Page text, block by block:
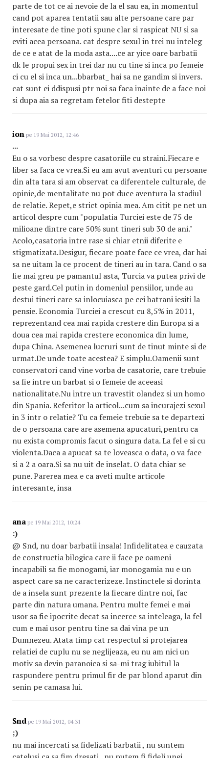
parte de tot ce ai nevoie de la el sau ea, in momentul
cand pot aparea tentatii sau alte persoane care par
interesate de tine poti spune clar si raspicat NU si sa
eviti acea persoana. cat despre sexul in trei nu inteleg
de ce e atat de la moda asta....ce ar yice oare barbatii
dk le propui sex in trei dar nu cu tine si inca po femeie
ci cu el si inca un...bbarbat_ hai sa ne gandim si invers.
cat sunt ei ddispusi ptr noi sa faca inainte de a face noi
si dupa aia sa regretam fetelor fiti destepte
ion pe 19 Mai 2012, 12:46
...
Eu o sa vorbesc despre casatoriile cu straini.Fiecare e
liber sa faca ce vrea.Si eu am avut aventuri cu persoane
din alta tara si am observat ca diferentele culturale, de
opinie,de mentalitate nu pot duce aventura la stadiul
de relatie. Repet,e strict opinia mea. Am citit pe net un
articol despre cum "populatia Turciei este de 75 de
milioane dintre care 50% sunt tineri sub 30 de ani."
Acolo,casatoria intre rase si chiar etnii diferite e
stigmatizata.Desigur, fiecare poate face ce vrea, dar hai
sa ne uitam la ce procent de tineri au in tara. Cand o sa
fie mai greu pe pamantul asta, Turcia va putea privi de
peste gard.Cel putin in domeniul pensiilor, unde au
destui tineri care sa inlocuiasca pe cei batrani iesiti la
pensie. Economia Turciei a crescut cu 8,5% in 2011,
reprezentand cea mai rapida crestere din Europa si a
doua cea mai rapida crestere economica din lume,
dupa China. Asemenea lucruri sunt de tinut minte si de
urmat.De unde toate acestea? E simplu.Oamenii sunt
conservatori cand vine vorba de casatorie, care trebuie
sa fie intre un barbat si o femeie de aceeasi
nationalitate.Nu intre un travestit olandez si un homo
din Spania. Referitor la articol...cum sa incurajezi sexul
in 3 intr o relatie? Tu ca femeie trebuie sa te departezi
de o persoana care are asemena apucaturi,pentru ca
nu exista compromis facut o singura data. La fel e si cu
violenta.Daca a apucat sa te loveasca o data, o va face
si a 2 a oara.Si sa nu uit de inselat. O data chiar se
pune. Parerea mea e ca aveti multe articole
interesante, insa
ana pe 19 Mai 2012, 10:24
:)
@ Snd, nu doar barbatii insala! Infidelitatea e cauzata
de constructia bilogica care ii face pe oameni
incapabili sa fie monogami, iar monogamia nu e un
aspect care sa ne caracterizeze. Instinctele si dorinta
de a insela sunt prezente la fiecare dintre noi, fac
parte din natura umana. Pentru multe femei e mai
usor sa fie ipocrite decat sa incerce sa inteleaga, la fel
cum e mai usor pentru tine sa dai vina pe un
Dumnezeu. Atata timp cat respectul si protejarea
relatiei de cuplu nu se neglijeaza, eu nu am nici un
motiv sa devin paranoica si sa-mi trag iubitul la
raspundere pentru primul fir de par blond aparut din
senin pe camasa lui.
Snd pe 19 Mai 2012, 04:31
;)
nu mai incercati sa fidelizati barbatii , nu suntem